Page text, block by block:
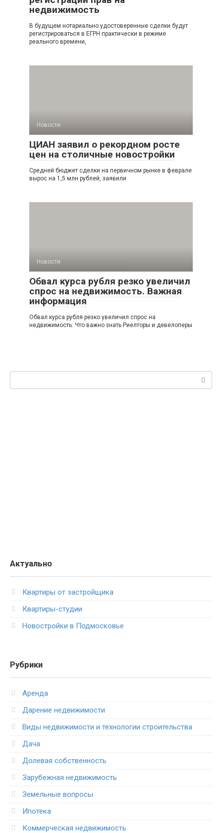
недвижимость
В будущем нотариально удостоверенные сделки будут
регистрироваться в ЕГРН практически в режиме
реального времени,
Новости
ЦИАН заявил о рекордном росте
цен на столичные новостройки
Средней бюджет сделки на первичном рынке в феврале
вырос на 1,5 млн рублей, заявили
Новости
Обвал курса рубля резко увеличил
спрос на недвижимость. Важная
информация
Обвал курса рубля резко увеличил спрос на
недвижимость. Что важно знать Риелторы и девелоперы
Актуально
Квартиры от застройщика
Квартиры-студии
Новостройки в Подмосковье
Рубрики
Аренда
Дарение недвижимости
Виды недвижимости и технологии строительства
Дача
Долевая собственность
Зарубежная недвижимость
Земельные вопросы
Ипотека
Коммерческая недвижимость